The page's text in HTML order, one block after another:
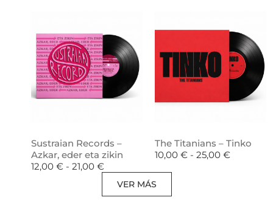
Sustraian Records –
Azkar, eder eta zikin
12,00 € - 21,00 €
The Titanians – Tinko
10,00 € - 25,00 €
VER MÁS